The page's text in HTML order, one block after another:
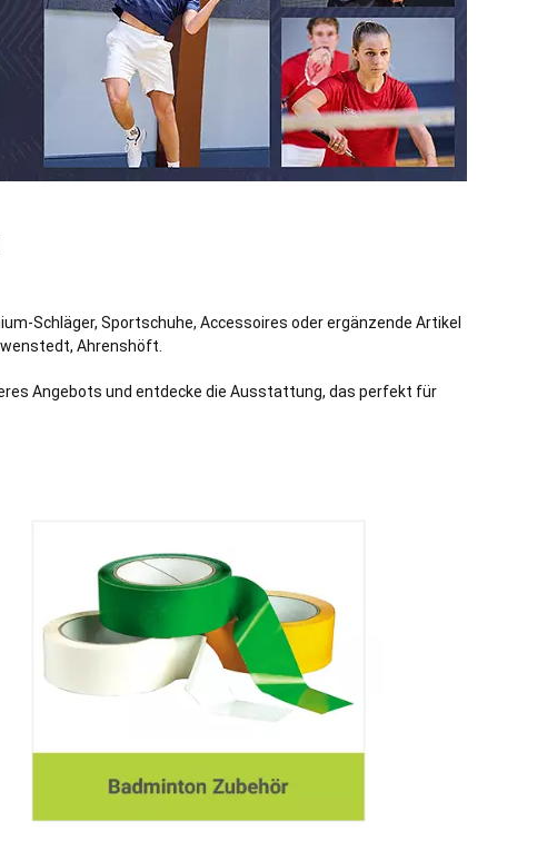
Schläger, Sportschuhe, Accessoires oder ergänzende Artikel
, Ahrenshöft
Angebots und entdecke die Ausstattung, das perfekt für